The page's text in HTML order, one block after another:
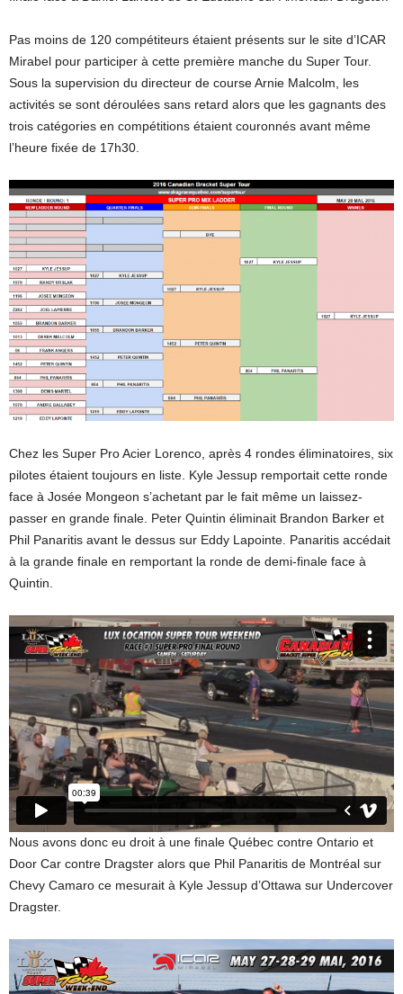
Pas moins de 120 compétiteurs étaient présents sur le site d’ICAR
Mirabel pour participer à cette première manche du Super Tour.
Sous la supervision du directeur de course Arnie Malcolm, les
activités se sont déroulées sans retard alors que les gagnants des
trois catégories en compétitions étaient couronnés avant même
l’heure fixée de 17h30.
Chez les Super Pro Acier Lorenco, après 4 rondes éliminatoires, six
pilotes étaient toujours en liste. Kyle Jessup remportait cette ronde
face à Josée Mongeon s’achetant par le fait même un laissez-
passer en grande finale. Peter Quintin éliminait Brandon Barker et
Phil Panaritis avant le dessus sur Eddy Lapointe. Panaritis accédait
à la grande finale en remportant la ronde de demi-finale face à
Quintin.
Nous avons donc eu droit à une finale Québec contre Ontario et
Door Car contre Dragster alors que Phil Panaritis de Montréal sur
Chevy Camaro ce mesurait à Kyle Jessup d’Ottawa sur Undercover
Dragster.